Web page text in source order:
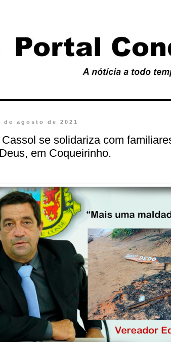
agosto de 2021
se solidariza com
em Coqueirinho.